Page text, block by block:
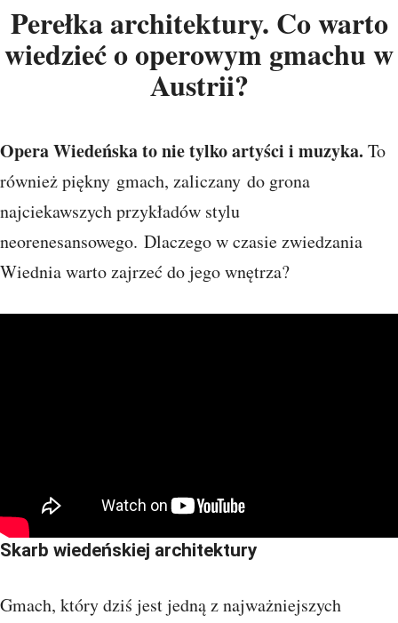
Perełka architektury. Co warto
wiedzieć o operowym gmachu w
Austrii?
Opera Wiedeńska to nie tylko artyści i muzyka. To
również piękny gmach, zaliczany do grona
najciekawszych przykładów stylu
neorenesansowego. Dlaczego w czasie zwiedzania
Wiednia warto zajrzeć do jego wnętrza?
Skarb wiedeńskiej architektury
Gmach, który dziś jest jedną z najważniejszych